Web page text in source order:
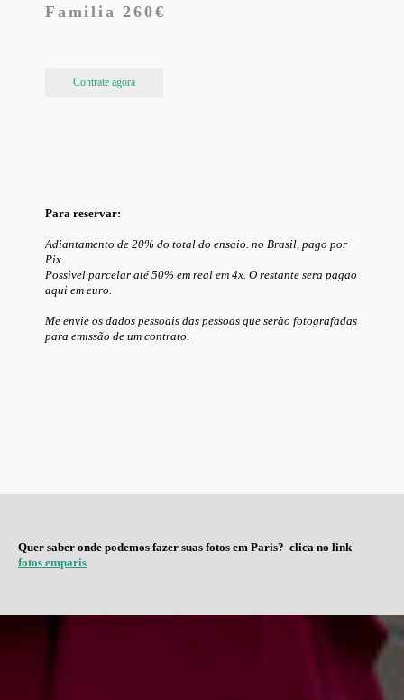
Familia 260€
Contrate agora
Para reservar:
Adiantamento de 20% do total do ensaio. no Brasil, pago por
Pix.
Possivel parcelar até 50% em real em 4x. O restante sera pagao
aqui em euro.
Me envie os dados pessoais das pessoas que serão fotografadas
para emissão de um contrato.
Quer saber onde podemos fazer suas fotos em Paris? clica no link
fotos emparis